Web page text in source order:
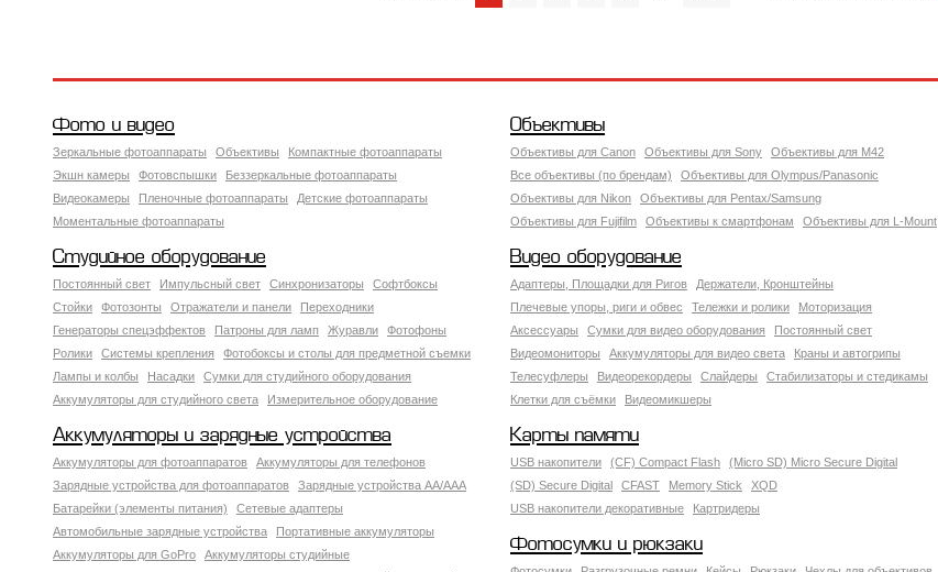
Фото и видео
Зеркальные фотоаппараты Объективы
Компактные фотоаппараты
Экшн камеры
Фотовспышки
Беззеркальные фотоаппараты
Видеокамеры
Пленочные фотоаппараты
Детские фотоаппараты
Моментальные фотоаппараты
Объективы
Объективы для Canon Объективы для Sony
Объективы для M42
Все объективы (по брендам)
Объективы для Olympus/Panasonic
Объективы для Nikon
Объективы для Pentax/Samsung
Объективы для Fujifilm
Объективы к смартфонам Объективы для L-Mount
Студийное оборудование
Постоянный свет Импульсный свет Синхронизаторы
Софтбоксы
Стойки
Фотозонты Отражатели и панели
Переходники
Генераторы спецэффектов
Патроны для ламп Журавли
Фотофоны
Ролики
Системы крепления
Фотобоксы и столы для предметной съемки
Лампы и колбы
Насадки
Сумки для студийного оборудования
Аккумуляторы для студийного света
Измерительное оборудование
Видео оборудование
Адаптеры, Площадки для Ригов
Держатели, Кронштейны
Плечевые упоры, риги и обвес
Тележки и ролики
Моторизация
Аксессуары
Сумки для видео оборудования
Постоянный свет
Видеомониторы
Аккумуляторы для видео света
Краны и автогрипы
Телесуфлеры
Видеорекордеры Слайдеры
Стабилизаторы и стедикамы
Клетки для съёмки
Видеомикшеры
Аккумуляторы и зарядные устройства
Аккумуляторы для фотоаппаратов
Аккумуляторы для телефонов
Зарядные устройства для фотоаппаратов
Зарядные устройства AA/AAA
Батарейки (элементы питания)
Сетевые адаптеры
Автомобильные зарядные устройства
Портативные аккумуляторы
Аккумуляторы для GoPro
Аккумуляторы студийные
Карты памяти
USB накопители (CF) Compact Flash
(Micro SD) Micro Secure Digital
(SD) Secure Digital
CFAST Memory Stick
XQD
USB накопители декоративные
Картридеры
Фотосумки и рюкзаки